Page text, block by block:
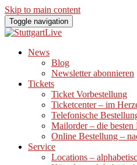
Skip to main content
Toggle navigation
News
Blog
Newsletter abonnieren
Tickets
Ticket Vorbestellung
Ticketcenter – im
Telefonische
Mailorder – die besten
Online Bestellung –
Service
Locations –